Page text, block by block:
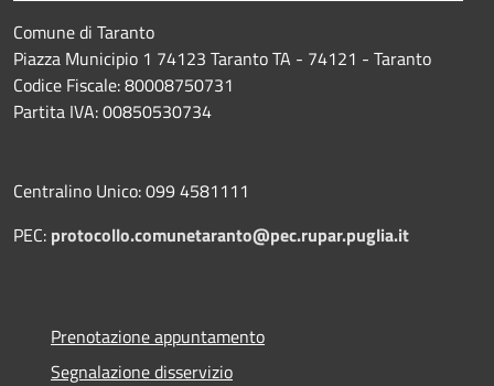
Comune di Taranto
Piazza Municipio 1 74123 Taranto TA - 74121 - Taranto
Codice Fiscale: 80008750731
Partita IVA: 00850530734
Centralino Unico: 099 4581111
PEC: protocollo.comunetaranto@pec.rupar.puglia.it
Prenotazione appuntamento
Segnalazione disservizio